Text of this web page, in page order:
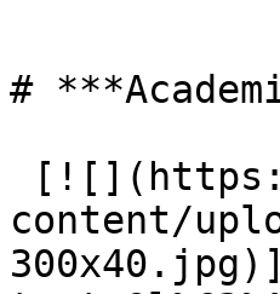
#
content/